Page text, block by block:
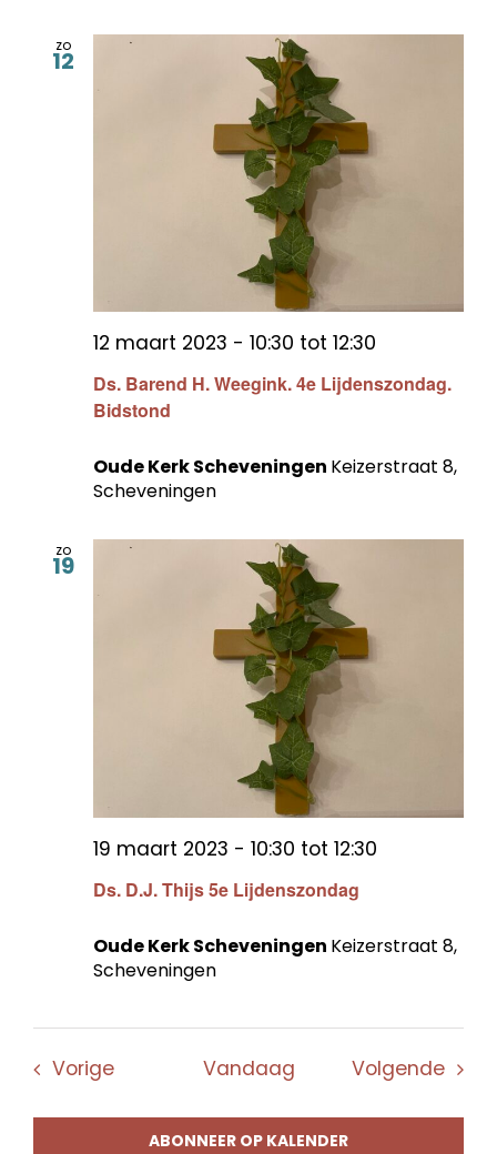
zo
12
Ds. Barend H. Weegink. 4e Lijdenszondag.
Bidstond
12 maart 2023 - 10:30 tot 12:30
Oude Kerk Scheveningen Keizerstraat 8,
Scheveningen
zo
19
Ds. D.J. Thijs 5e Lijdenszondag
19 maart 2023 - 10:30 tot 12:30
Oude Kerk Scheveningen Keizerstraat 8,
Scheveningen
VorigeEvenementenVandaag Volgende
ABONNEER OP KALENDER